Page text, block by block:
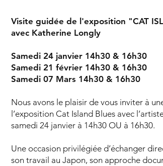
Visite guidée de l'exposition "CAT
avec Katherine Longly
Samedi 24 janvier 14h30 & 16h30
Samedi 21 février 14h30 & 16h30
Samedi 07 Mars 14h30 & 16h30
Nous avons le plaisir de vous inviter à
l’exposition Cat Island Blues avec
samedi 24 janvier à 14h30 OU à 16h30.
Une occasion privilégiée d’échanger
son travail au Japon, son approche